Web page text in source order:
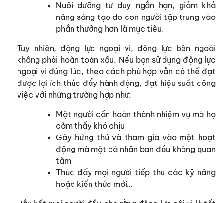
Nuôi dưỡng tư duy ngắn hạn, giảm khả
năng sáng tạo do con người tập trung vào
phần thưởng hơn là mục tiêu.
Tuy nhiên, động lực ngoại vi, động lực bên ngoài
không phải hoàn toàn xấu. Nếu bạn sử dụng động lực
ngoại vi đúng lúc, theo cách phù hợp vẫn có thể đạt
được lợi ích thúc đẩy hành động, đạt hiệu suất công
việc với những trường hợp như:
Một người cần hoàn thành nhiệm vụ mà họ
cảm thấy khó chịu
Gây hứng thú và tham gia vào một hoạt
động mà một cá nhân ban đầu không quan
tâm
Thúc đẩy mọi người tiếp thu các kỹ năng
hoặc kiến thức mới…